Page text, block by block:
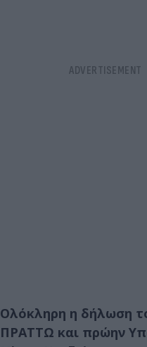
Ολόκληρη η δήλωση
ΠΡΑΤΤΩ και πρώην